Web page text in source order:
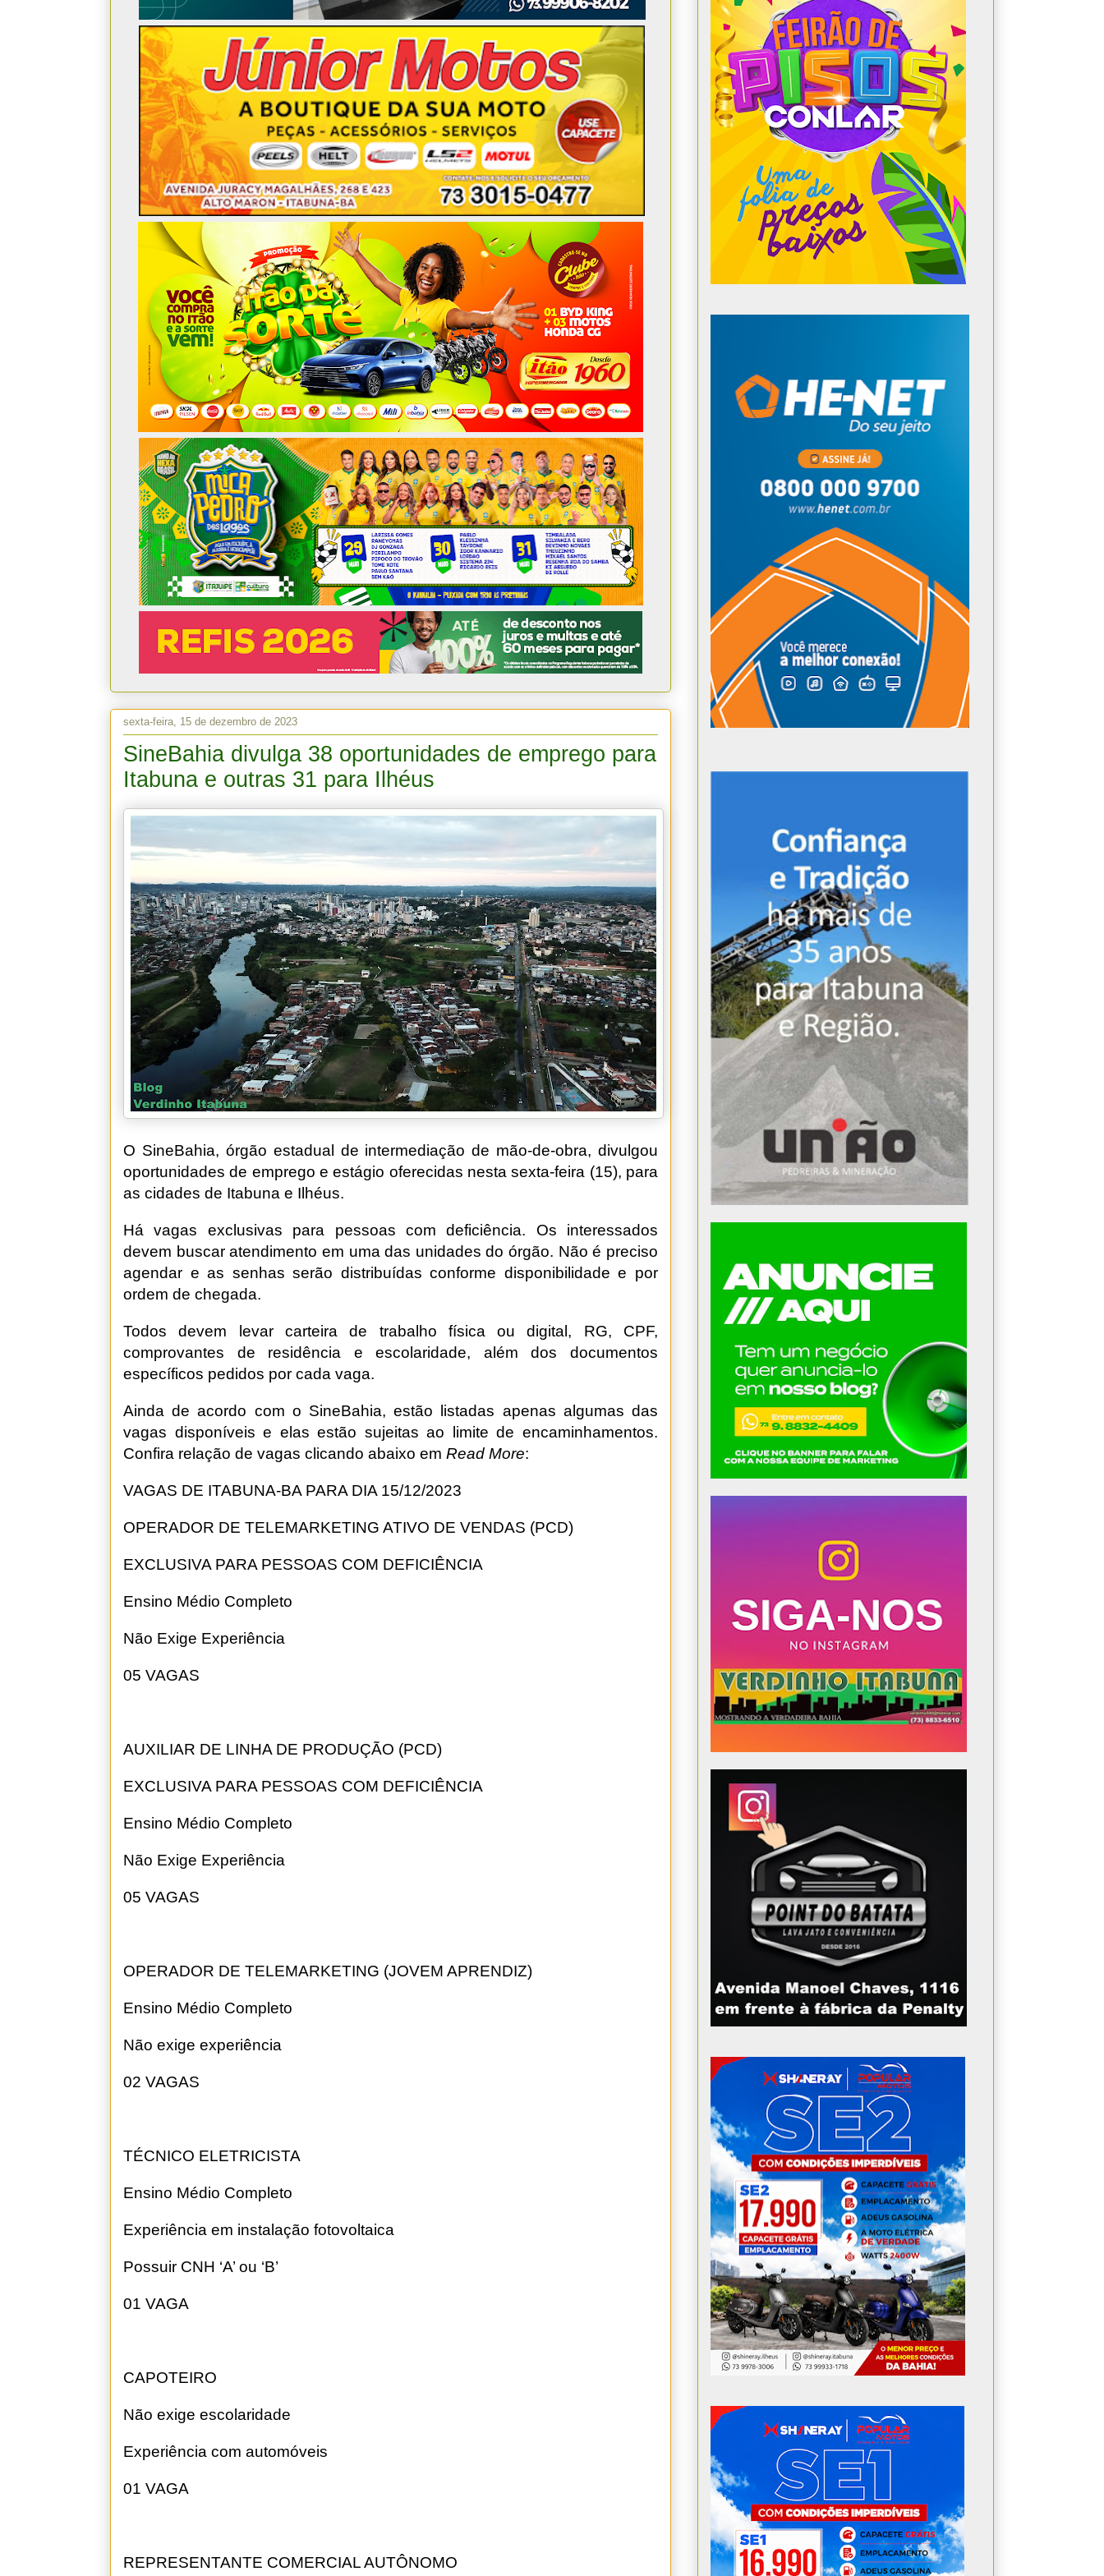
sexta-feira, 15 de dezembro de 2023
SineBahia divulga 38 oportunidades de emprego para
Itabuna e outras 31 para Ilhéus
O SineBahia, órgão estadual de intermediação de mão-de-obra, divulgou
oportunidades de emprego e estágio oferecidas nesta sexta-feira (15), para
as cidades de Itabuna e Ilhéus.
Há vagas exclusivas para pessoas com deficiência. Os interessados
devem buscar atendimento em uma das unidades do órgão. Não é preciso
agendar e as senhas serão distribuídas conforme disponibilidade e por
ordem de chegada.
Todos devem levar carteira de trabalho física ou digital, RG, CPF,
comprovantes de residência e escolaridade, além dos documentos
específicos pedidos por cada vaga.
Ainda de acordo com o SineBahia, estão listadas apenas algumas das
vagas disponíveis e elas estão sujeitas ao limite de encaminhamentos.
Confira relação de vagas clicando abaixo em Read More:
VAGAS DE ITABUNA-BA PARA DIA 15/12/2023
OPERADOR DE TELEMARKETING ATIVO DE VENDAS (PCD)
EXCLUSIVA PARA PESSOAS COM DEFICIÊNCIA
Ensino Médio Completo
Não Exige Experiência
05 VAGAS
AUXILIAR DE LINHA DE PRODUÇÃO (PCD)
EXCLUSIVA PARA PESSOAS COM DEFICIÊNCIA
Ensino Médio Completo
Não Exige Experiência
05 VAGAS
OPERADOR DE TELEMARKETING (JOVEM APRENDIZ)
Ensino Médio Completo
Não exige experiência
02 VAGAS
TÉCNICO ELETRICISTA
Ensino Médio Completo
Experiência em instalação fotovoltaica
Possuir CNH ‘A’ ou ‘B’
01 VAGA
CAPOTEIRO
Não exige escolaridade
Experiência com automóveis
01 VAGA
REPRESENTANTE COMERCIAL AUTÔNOMO